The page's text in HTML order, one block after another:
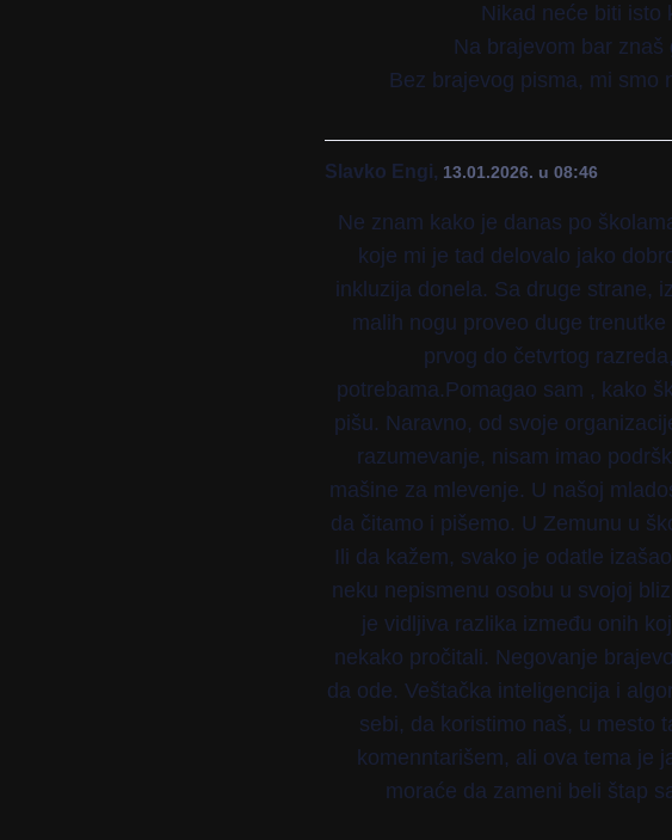
Nikad neće biti isto
Na brajevom bar
Bez brajevog pisma, mi smo
Slavko Engi, 13.01.2026. u 08:46
Ne znam kako je danas po
koje mi je tad delovalo jako
inkluzija donela. Sa druge strane,
malih nogu proveo duge
prvog do četvrtog
potrebama.Pomagao sam , kako
pišu. Naravno, od svoje
razumevanje, nisam imao
mašine za mlevenje. U našoj
da čitamo i pišemo. U Zemunu u
Ili da kažem, svako je odatle
neku nepismenu osobu u svojoj
je vidljiva razlika između onih
nekako pročitali. Negovanje
da ode. Veštačka inteligencija i
sebi, da koristimo naš, u mesto
komenntarišem, ali ova tema je
moraće da zameni beli štap